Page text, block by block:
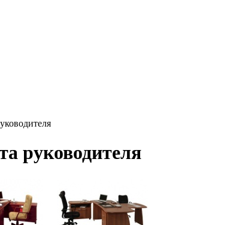
руководителя